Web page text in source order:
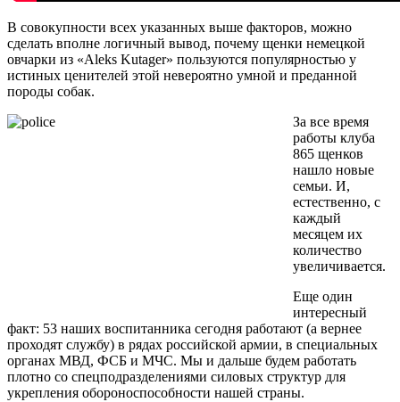
В совокупности всех указанных выше факторов, можно
сделать вполне логичный вывод, почему щенки немецкой
овчарки из «Aleks Kutager» пользуются популярностью у
истиных ценителей этой невероятно умной и преданной
породы собак.
За все время
работы клуба
865 щенков
нашло новые
семьи. И,
естественно, с
каждый
месяцем их
количество
увеличивается.
Еще один
интересный
факт: 53 наших воспитанника сегодня работают (а вернее
проходят службу) в рядах российской армии, в специальных
органах МВД, ФСБ и МЧС. Мы и дальше будем работать
плотно со спецподразделениями силовых структур для
укрепления обороноспособности нашей страны.